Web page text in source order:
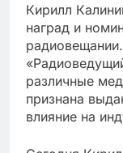
Кирилл
наград и
различные
признана
влияние на